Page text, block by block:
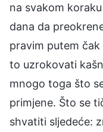
na svakom
dana da
pravim putem
to uzrokovati
mnogo toga što
primjene. Što se
shvatiti sljedeće: